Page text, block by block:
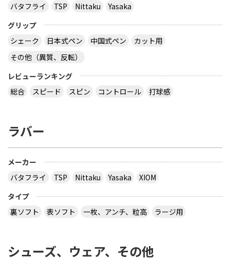
バタフライ
TSP Nittaku
Yasaka
グリップ
シェーク
日本式ペン 中国式ペン
カット用
その他（異質、反転）
レビューランキング
総合
スピード スピン コントロール 打球感
ラバー
メーカー
バタフライ
TSP Nittaku Yasaka
XIOM
タイプ
裏ソフト
表ソフト 一枚、アンチ、粒高 ラージ用
シューズ、ウェア、その他